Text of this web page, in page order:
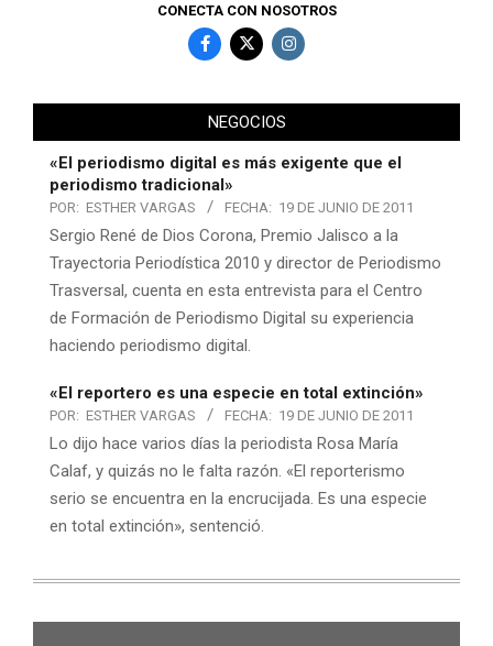
CONECTA CON NOSOTROS
NEGOCIOS
«El periodismo digital es más exigente que el
periodismo tradicional»
POR: ESTHER VARGAS FECHA: 19 DE JUNIO DE 2011
Sergio René de Dios Corona, Premio Jalisco a la
Trayectoria Periodística 2010 y director de Periodismo
Trasversal, cuenta en esta entrevista para el Centro
de Formación de Periodismo Digital su experiencia
haciendo periodismo digital.
«El reportero es una especie en total extinción»
POR: ESTHER VARGAS FECHA: 19 DE JUNIO DE 2011
Lo dijo hace varios días la periodista Rosa María
Calaf, y quizás no le falta razón. «El reporterismo
serio se encuentra en la encrucijada. Es una especie
en total extinción», sentenció.